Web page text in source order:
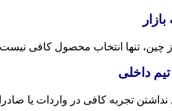
چین، تنها انتخاب محصول کافی
داخلی
تجربه کافی در واردات یا